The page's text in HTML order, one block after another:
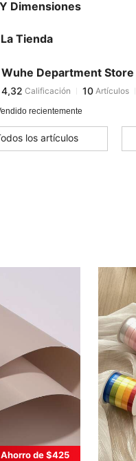
Dimensiones
Tienda
Wuhe Department Store
4,32
Calificación
N***nseguidoHace 1 día
4,32
10
4,32
recientemente
los artículos
Ahorro de $425